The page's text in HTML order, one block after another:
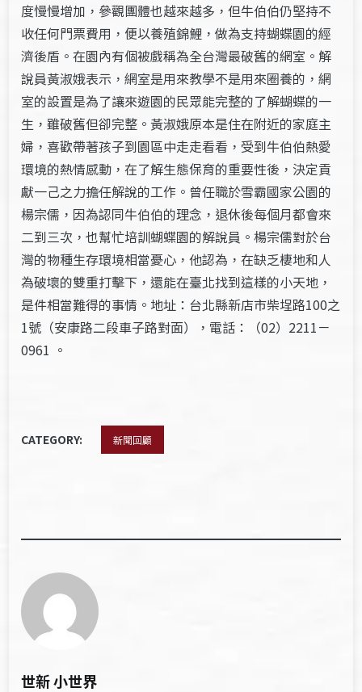
度慢慢增加，參觀團體也越來越多，但牛伯伯仍堅持不
收任何門票費用，便以養殖錦鯉，做為支持蝴蝶園的經
濟後盾。在園內有個被戲稱為全台灣最破舊的網室。解
說員黃淑娥表示，網室是用來教學不是用來圈養的，網
室的設置是為了讓來遊園的民眾能完整的了解蝴蝶的一
生，雖破舊但卻完整。黃淑娥原本是住在附近的家庭主
婦，喜歡帶著孩子到園區中走走看看，受到牛伯伯熱愛
環境的熱情感動，在了解生態保育的重要性後，決定貢
獻一己之力擔任解說的工作。曾任職於雪霸國家公園的
楊宗儒，因為認同牛伯伯的理念，退休後每個月都會來
二到三次，也幫忙培訓蝴蝶園的解說員。楊宗儒對於台
灣的物種生存環境相當憂心，他認為，在缺乏棲地和人
為破壞的雙重打擊下，還能在臺北找到這樣的小天地，
是件相當難得的事情。地址：台北縣新店市柴埕路100之
1號（安康路二段車子路對面），電話：（02）2211－
0961 。
CATEGORY: 新聞回顧
世新 小世界